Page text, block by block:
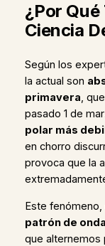
¿Por
Ciencia
Según los
la actual son
primavera,
pasado 1 de
polar más
en chorro
provoca que la
Este
patrón de
que alternemos